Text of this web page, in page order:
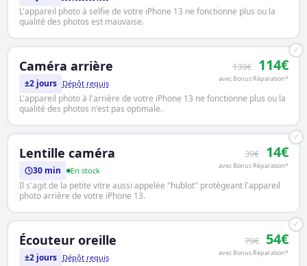
L'appareil photo à selfie de votre iPhone 13 ne fonctionne plus ou la
qualité des photos est mauvaise.
✓
Caméra arrière 139€ 114€
avec Bonus Réparation*
±2 jours Dépôt requis
L'appareil photo à l'arrière de votre iPhone 13 ne fonctionne plus ou la
qualité des photos n'est pas optimale.
✓
Lentille caméra 39€ 14€
avec Bonus Réparation*
30 min En stock
Il s'agit de la petite vitre aussi appelée "hublot" protégeant l'appareil
photo arrière de votre iPhone 13.
✓
Écouteur oreille 79€ 54€
avec Bonus Réparation*
±2 jours Dépôt requis